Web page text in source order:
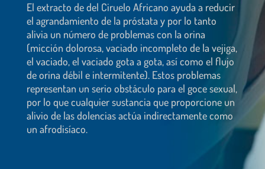
El extracto de del Ciruelo Africano ayuda a reducir
el agrandamiento de la próstata y por lo tanto
alivia un número de problemas con la orina
(micción dolorosa, vaciado incompleto de la vejiga,
el vaciado, el vaciado gota a gota, así como el flujo
de orina débil e intermitente). Estos problemas
representan un serio obstáculo para el goce sexual,
por lo que cualquier sustancia que proporcione un
alivio de las dolencias actúa indirectamente como
un afrodisíaco.